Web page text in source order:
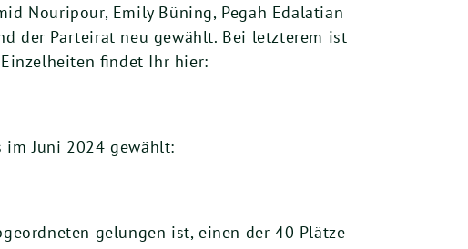
Nou­ri­pour, Emi­ly Büning, Pegah Edala­ti­an
der Par­tei­rat neu gewählt. Bei letz­te­rem ist
fin­det Ihr hier:
im Juni 2024 gewählt:
gelun­gen ist, einen der 40 Plät­ze